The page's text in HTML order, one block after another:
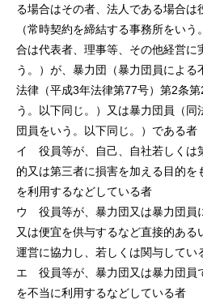
る場合はその者、法人である場合
（常時契約を締結する事務所をい
合は代表者、理事等、その他経営に
う。）が、暴力団（暴力団員によ
法律（平成3年法律第77号）第2条
う。以下同じ。）又は暴力団員（同
団員をいう。以下同じ。）である者
イ 役員等が、自己、自社若しくは
的又は第三者に損害を加える目的を
を利用するなどしている者
ウ 役員等が、暴力団又は暴力団員
又は便宜を供与するなど直接的ある
運営に協力し、若しくは関与してい
エ 役員等が、暴力団又は暴力団員
を不当に利用するなどしている者